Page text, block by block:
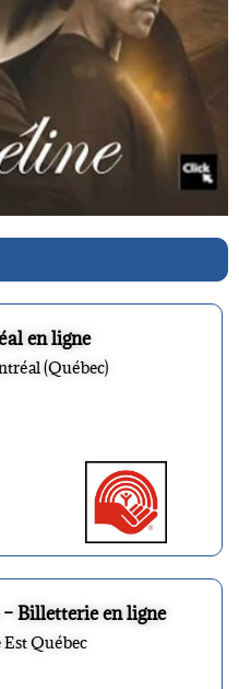
en ligne
(Québec)
Billetterie en ligne
Québec